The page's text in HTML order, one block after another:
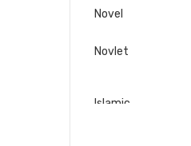
Novel
Novlet
Islamic